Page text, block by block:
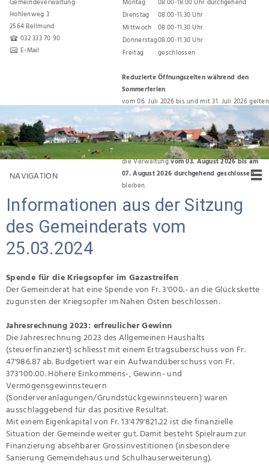
Hohlenweg 3
2564 Bellmund
032 333 70 90
E-Mail
Dienstag
08.00-11.30 Uhr
Mittwoch
08.00-11.30 Uhr
Donnerstag08.00-11.30 Uhr
Freitag
geschlossen
Reduzierte Öffnungszeiten während den
Sommerferien
vom 06. Juli 2026 bis und mit 31. Juli 2026 gelten
folgende Öffnungszeiten:
Montag, Dienstag, Donnerstag 08.00 Uhr bis
11.30 Uhr
Für den Umzug zurück ins Gemeindehaus wird
die Verwaltungvom 03. August 2026 bis am
07. August 2026 durchgehend geschlossen
bleiben.
NAVIGATION
Informationen aus der Sitzung
des Gemeinderats vom
25.03.2024
Spende für die Kriegsopfer im Gazastreifen
Der Gemeinderat hat eine Spende von Fr. 3'000.- an die Glückskette
zugunsten der Kriegsopfer im Nahen Osten beschlossen.
Jahresrechnung 2023: erfreulicher Gewinn
Die Jahresrechnung 2023 des Allgemeinen Haushalts
(steuerfinanziert) schliesst mit einem Ertragsüberschuss von Fr.
47'986.87 ab. Budgetiert war ein Aufwandüberschuss von Fr.
373'100.00. Höhere Einkommens-, Gewinn- und
Vermögensgewinnsteuern
(Sonderveranlagungen/Grundstückgewinnsteuern) waren
ausschlaggebend für das positive Resultat.
Mit einem Eigenkapital von Fr. 13'479'821.22 ist die finanzielle
Situation der Gemeinde weiter gut. Damit besteht Spielraum zur
Finanzierung absehbarer Grossinvestitionen (insbesondere
Sanierung Gemeindehaus und Schulhauserweiterung).